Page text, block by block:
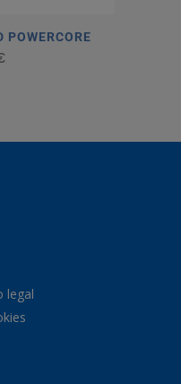
POWERCORE
legal